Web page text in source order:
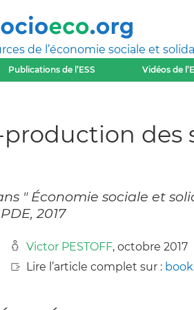
de l’économie sociale et
Publications de l’ESS Vidéos de
production des
" Économie sociale et
2017
Victor PESTOFF, octobre 2017
Lire l’article complet sur :